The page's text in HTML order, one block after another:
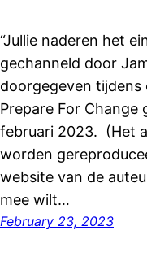
“Jullie naderen het
gechanneld door
doorgegeven tijdens
Prepare For Change
februari 2023. (Het
worden
website van de
mee wilt…
February 23, 2023